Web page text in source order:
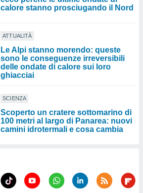
calore stanno prosciugando il Nord
ATTUALITÀ
Le Alpi stanno morendo: queste
sono le conseguenze irreversibili
delle ondate di calore sui loro
ghiacciai
SCIENZA
Scoperto un cratere sottomarino di
100 metri al largo di Panarea: nuovi
camini idrotermali e cosa cambia